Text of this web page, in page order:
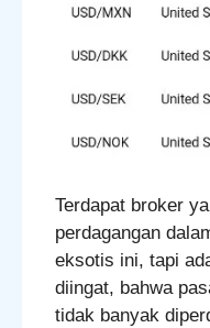
Terdapat broker
perdagangan
eksotis ini, tapi
diingat, bahwa
tidak banyak